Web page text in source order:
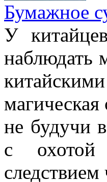
Бумажное
У
наблюдать
не будучи
с охотой
следствием